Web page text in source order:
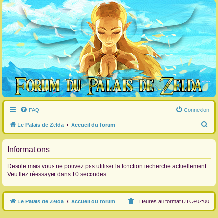
FAQ Connexion
Le Palais de Zelda Accueil du forum
e
h
c
Informations
Désolé mais vous ne pouvez pas utiliser la fonction recherche actuellement.
Veuillez réessayer dans 10 secondes.
Le Palais de Zelda Accueil du forum Heures au format UTC+02:00